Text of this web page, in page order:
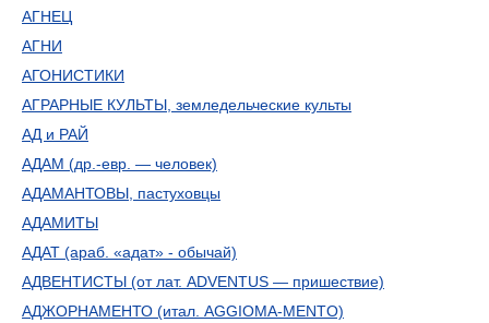
АГНЕЦ
АГНИ
АГОНИСТИКИ
АГРАРНЫЕ КУЛЬТЫ, земледельческие культы
АД и РАЙ
АДАМ (др.-евр. — человек)
АДАМАНТОВЫ, пастуховцы
АДАМИТЫ
АДАТ (араб. «адат» - обычай)
АДВЕНТИСТЫ (от лат. ADVENTUS — пришествие)
АДЖОРНАМЕНТО (итал. AGGIOMA-MENTO)